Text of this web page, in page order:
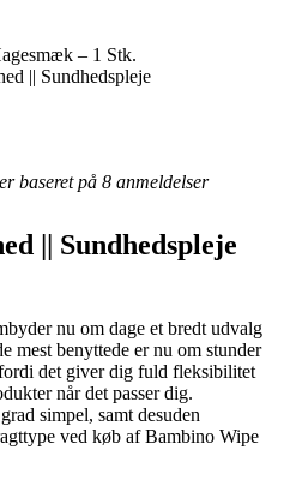
– 1 Stk.
|| Sundhedspleje
baseret på 8 anmeldelser
|| Sundhedspleje
nu om dage et bredt udvalg
mest benyttede er nu om stunder
det giver dig fuld fleksibilitet
når det passer dig.
simpel, samt desuden
ved køb af Bambino Wipe